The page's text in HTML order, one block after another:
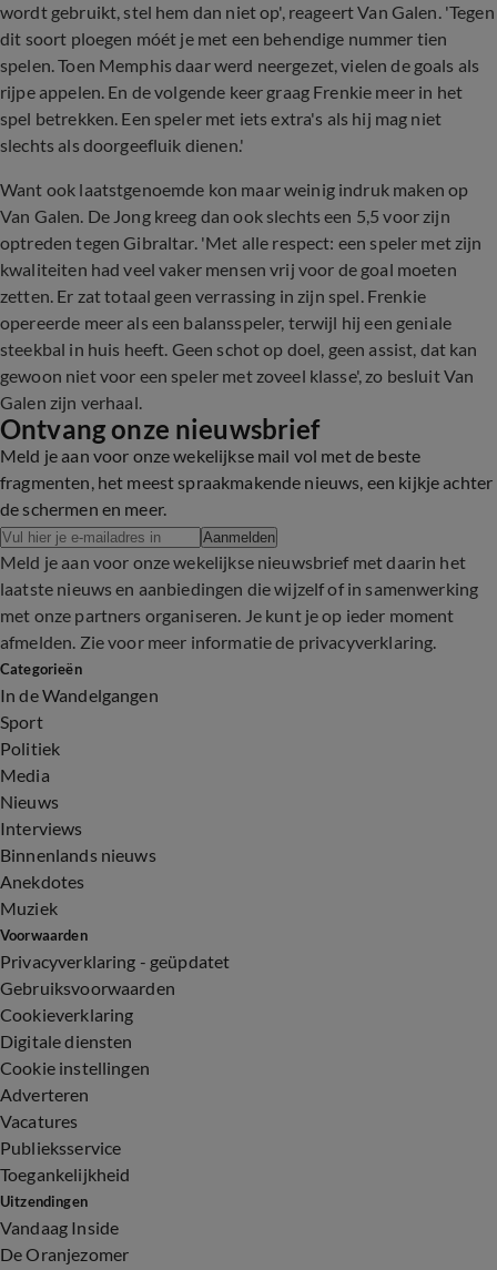
wordt gebruikt, stel hem dan niet op', reageert Van Galen. 'Tegen
dit soort ploegen móét je met een behendige nummer tien
spelen. Toen Memphis daar werd neergezet, vielen de goals als
rijpe appelen. En de volgende keer graag Frenkie meer in het
spel betrekken. Een speler met iets extra's als hij mag niet
slechts als doorgeefluik dienen.'
Want ook laatstgenoemde kon maar weinig indruk maken op
Van Galen. De Jong kreeg dan ook slechts een 5,5 voor zijn
optreden tegen Gibraltar. 'Met alle respect: een speler met zijn
kwaliteiten had veel vaker mensen vrij voor de goal moeten
zetten. Er zat totaal geen verrassing in zijn spel. Frenkie
opereerde meer als een balansspeler, terwijl hij een geniale
steekbal in huis heeft. Geen schot op doel, geen assist, dat kan
gewoon niet voor een speler met zoveel klasse', zo besluit Van
Galen zijn verhaal.
Ontvang onze nieuwsbrief
Meld je aan voor onze wekelijkse mail vol met de beste
fragmenten, het meest spraakmakende nieuws, een kijkje achter
de schermen en meer.
Aanmelden
Meld je aan voor onze wekelijkse nieuwsbrief met daarin het
laatste nieuws en aanbiedingen die wijzelf of in samenwerking
met onze partners organiseren. Je kunt je op ieder moment
afmelden. Zie voor meer informatie de privacyverklaring.
Categorieën
In de Wandelgangen
Sport
Politiek
Media
Nieuws
Interviews
Binnenlands nieuws
Anekdotes
Muziek
Voorwaarden
Privacyverklaring - geüpdatet
Gebruiksvoorwaarden
Cookieverklaring
Digitale diensten
Cookie instellingen
Adverteren
Vacatures
Publieksservice
Toegankelijkheid
Uitzendingen
Vandaag Inside
De Oranjezomer